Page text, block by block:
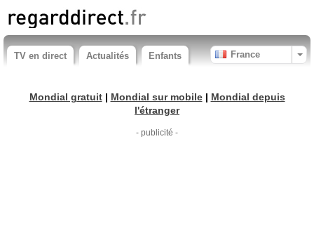
TV en direct Actualités Enfants France
Mondial gratuit| Mondial sur mobile| Mondial depuis
l'étranger
- publicité -